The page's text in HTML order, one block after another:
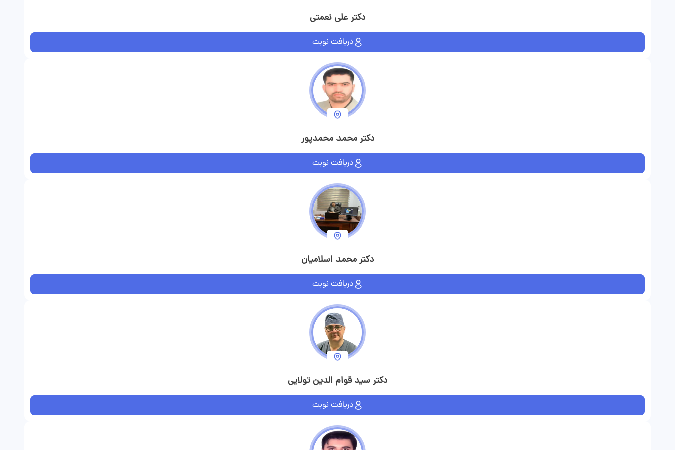
دکتر علی نعمتی
دریافت نوبت
دکتر محمد محمدپور
دریافت نوبت
دکتر محمد اسلامیان
دریافت نوبت
دکتر سید قوام الدین تولایی
دریافت نوبت